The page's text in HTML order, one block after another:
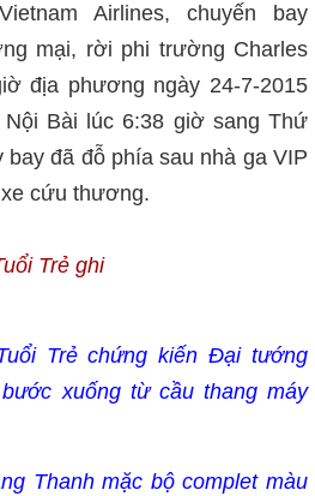
Airlines, chuyến bay
mại, rời phi trường Charles
địa phương ngày 24-7-2015
Bài lúc 6:38 giờ sang Thứ
bay đã đỗ phía sau nhà ga VIP
cứu thương.
Trẻ ghi
Trẻ chứng kiến Đại tướng
xuống từ cầu thang máy
Thanh mặc bộ complet màu